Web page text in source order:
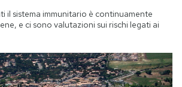
il sistema immunitario è continuamente
e ci sono valutazioni sui rischi legati ai